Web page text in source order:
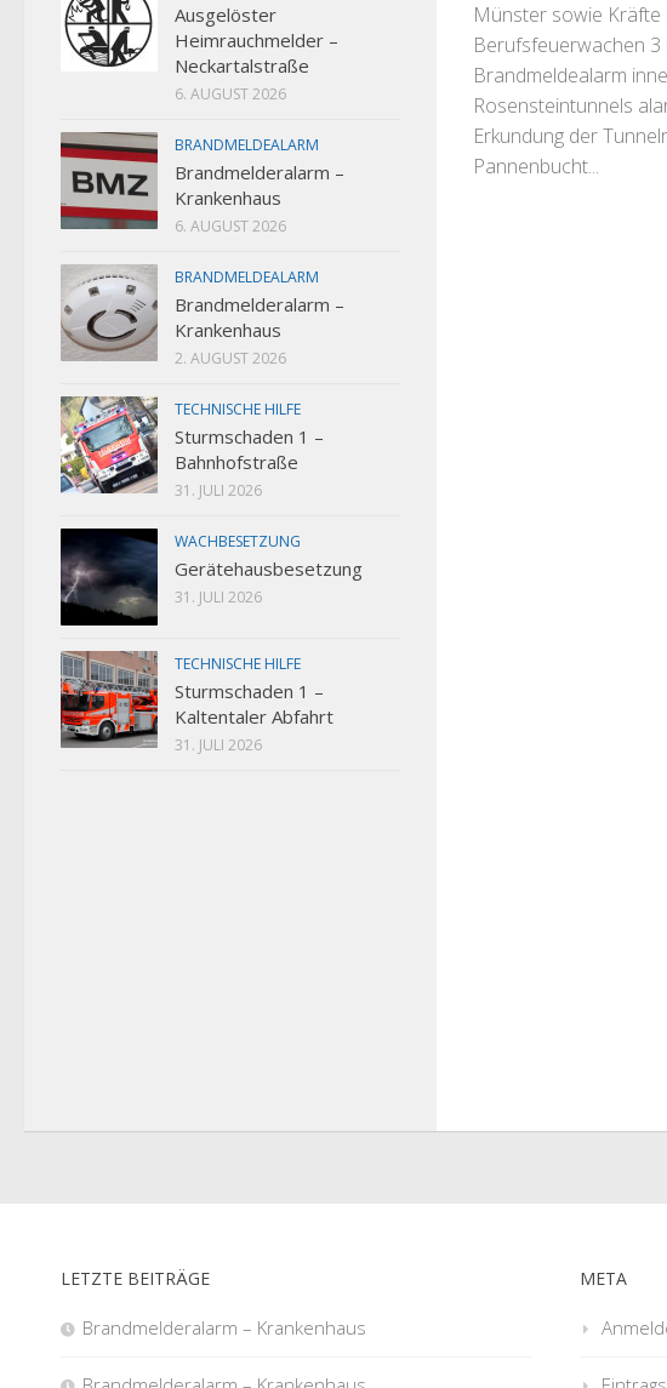
Münster sowie Kräfte
Berufsfeuerwachen 3
Brandmeldealarm
Rosensteintunnels
Erkundung der
Pannenbucht...
Ausgelöster
Heimrauchmelder –
Neckartalstraße
6. AUGUST 2026
BRANDMELDEALARM
Brandmelderalarm –
Krankenhaus
6. AUGUST 2026
BRANDMELDEALARM
Brandmelderalarm –
Krankenhaus
2. AUGUST 2026
TECHNISCHE HILFE
Sturmschaden 1 –
Bahnhofstraße
31. JULI 2026
WACHBESETZUNG
Gerätehausbesetzung
31. JULI 2026
TECHNISCHE HILFE
Sturmschaden 1 –
Kaltentaler Abfahrt
31. JULI 2026
LETZTE BEITRÄGE
Brandmelderalarm – Krankenhaus
META